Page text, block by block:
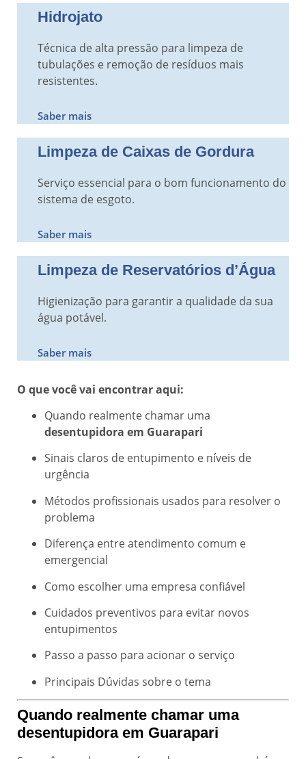
Hidrojato
Técnica de alta pressão para limpeza de
tubulações e remoção de resíduos mais
resistentes.
Saber mais
Limpeza de Caixas de Gordura
Serviço essencial para o bom funcionamento do
sistema de esgoto.
Saber mais
Limpeza de Reservatórios d’Água
Higienização para garantir a qualidade da sua
água potável.
Saber mais
O que você vai encontrar aqui:
Quando realmente chamar uma
desentupidora em Guarapari
Sinais claros de entupimento e níveis de
urgência
Métodos profissionais usados para resolver o
problema
Diferença entre atendimento comum e
emergencial
Como escolher uma empresa confiável
Cuidados preventivos para evitar novos
entupimentos
Passo a passo para acionar o serviço
Principais Dúvidas sobre o tema
Quando realmente chamar uma
desentupidora em Guarapari